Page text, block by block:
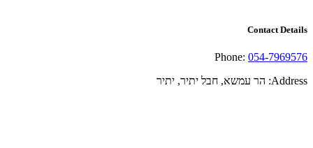
Contact Details
Phone: 054-7969576
Address: הר עמשא, חבל יתיר, יתיר